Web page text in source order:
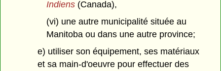
Indiens (Canada),
(vi) une autre municipalité située au
Manitoba ou dans une autre province;
e) utiliser son équipement, ses matériaux
et sa main-d'oeuvre pour effectuer des